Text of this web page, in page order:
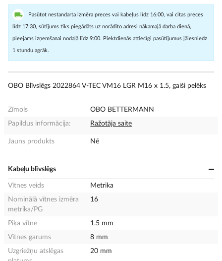
Pasūtot nestandarta izmēra preces vai kabeļus līdz 16:00, vai citas preces
līdz 17:30, sūtījums tiks piegādāts uz norādīto adresi nākamajā darba dienā,
pieejams izņemšanai nodaļā līdz 9:00. Piektdienās attiecīgi pasūtījumus jāiesniedz
1 stundu agrāk.
OBO Blīvslēgs 2022864 V-TEC VM16 LGR M16 x 1.5, gaiši pelēks
Zīmols
OBO BETTERMANN
Papildus informācija:
Ražotāja saite
Jauns produkts Nē
Kabeļu blīvslēgs
Vītnes veids
Metrika
Nominālā vītnes izmēra
metrika/PG
16
Piķa vītne
1.5 mm
Vītnes garums
8 mm
Uzgriežņu atslēgas
20 mm